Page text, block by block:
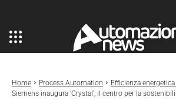
Home Process Automation
Efficienza
Siemens inaugura 'Crystal', il centro per la